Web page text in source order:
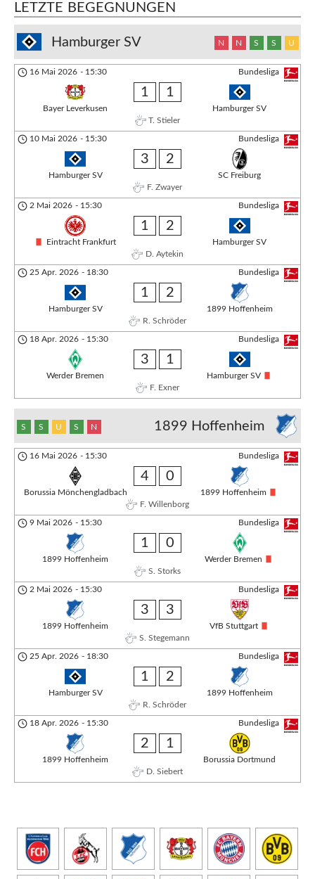
LETZTE BEGEGNUNGEN
Hamburger SV N N S S U
Bundesliga
16 Mai 2026 - 15:30
Bayer Leverkusen
1 1
Hamburger SV
T. Stieler
Bundesliga
10 Mai 2026 - 15:30
Hamburger SV
3 2
SC Freiburg
F. Zwayer
Bundesliga
2 Mai 2026 - 15:30
Eintracht Frankfurt
1 2
Hamburger SV
D. Aytekin
Bundesliga
25 Apr. 2026 - 18:30
Hamburger SV
1 2
1899 Hoffenheim
R. Schröder
Bundesliga
18 Apr. 2026 - 15:30
Werder Bremen
3 1
Hamburger SV
F. Exner
1899 Hoffenheim
S S U S N
Bundesliga
16 Mai 2026 - 15:30
Borussia Mönchengladbach
4 0
1899 Hoffenheim
F. Willenborg
Bundesliga
9 Mai 2026 - 15:30
1899 Hoffenheim
1 0
Werder Bremen
S. Storks
Bundesliga
2 Mai 2026 - 15:30
1899 Hoffenheim
3 3
VfB Stuttgart
S. Stegemann
Bundesliga
25 Apr. 2026 - 18:30
Hamburger SV
1 2
1899 Hoffenheim
R. Schröder
Bundesliga
18 Apr. 2026 - 15:30
1899 Hoffenheim
2 1
Borussia Dortmund
D. Siebert